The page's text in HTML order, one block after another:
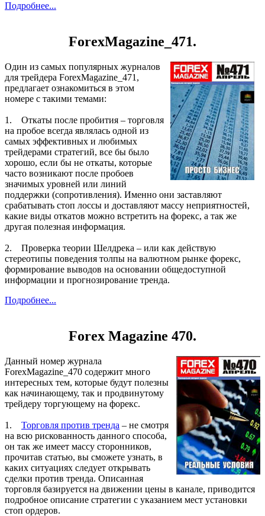
Подробнее...
ForexMagazine_471.
Один из самых популярных журналов
для трейдера ForexMagazine_471,
предлагает ознакомиться в этом
номере с такими темами:
1. Откаты после пробития – торговля
на пробое всегда являлась одной из
самых эффективных и любимых
трейдерами стратегий, все бы было
хорошо, если бы не откаты, которые
часто возникают после пробоев
значимых уровней или линий
поддержки (сопротивления). Именно они заставляют
срабатывать стоп лоссы и доставляют массу неприятностей,
какие виды откатов можно встретить на форекс, а так же
другая полезная информация.
2. Проверка теории Шелдрека – или как действую
стереотипы поведения толпы на валютном рынке форекс,
формирование выводов на основании общедоступной
информации и прогнозирование тренда.
Подробнее...
Forex Magazine 470.
Данный номер журнала
ForexMagazine_470 содержит много
интересных тем, которые будут полезны
как начинающему, так и продвинутому
трейдеру торгующему на форекс.
1. Торговля против тренда – не смотря
на всю рискованность данного способа,
он так же имеет массу сторонников,
прочитав статью, вы сможете узнать, в
каких ситуациях следует открывать
сделки против тренда. Описанная
торговля базируется на движении цены в канале, приводится
подробное описание стратегии с указанием мест установки
стоп ордеров.